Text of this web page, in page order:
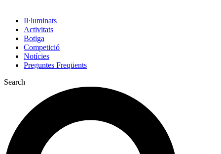
Il·luminats
Activitats
Botiga
Competició
Notícies
Preguntes Freqüents
Search